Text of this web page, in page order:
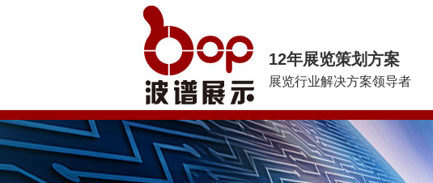
12年展览策划方案
展览行业解决方案领导者